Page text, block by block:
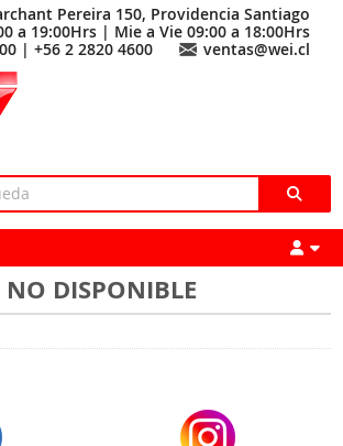
Pereira 150, Providencia Santiago
a 19:00Hrs | Mie a Vie 09:00 a 18:00Hrs
| +56 2 2820 4600
ventas@wei.cl
DISPONIBLE